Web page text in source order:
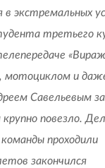
экстремальных
третьего
мотоциклом и
Савельевым
повезло.
проходили
закончился